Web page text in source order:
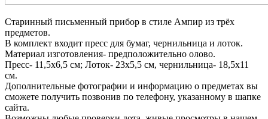
Старинный письменный прибор в стиле Ампир из трёх
предметов.
В комплект входит пресс для бумаг, чернильница и лоток.
Материал изготовления- предположительно олово.
Пресс- 11,5х6,5 см; Лоток- 23х5,5 см, чернильница- 18,5х11
см.
Дополнительные фотографии и информацию о предметах вы
сможете получить позвонив по телефону, указанному в шапке
сайта.